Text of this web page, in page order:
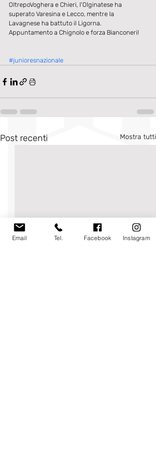
OltrepoVoghera e Chieri, l'Olginatese ha
superato Varesina e Lecco, mentre la
Lavagnese ha battuto il Ligorna.
Appuntamento a Chignolo e forza Bianconeri!
#junioresnazionale
Post recenti Mostra tutti
Email Tel. Facebook Instagram